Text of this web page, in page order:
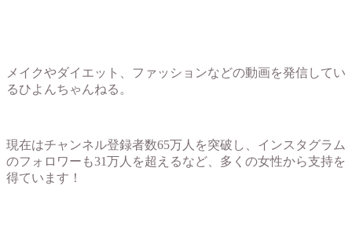
メイクやダイエット、ファッションなどの動画を発信してい
るひよんちゃんねる。
現在はチャンネル登録者数65万人を突破し、インスタグラム
のフォロワーも31万人を超えるなど、多くの女性から支持を
得ています！